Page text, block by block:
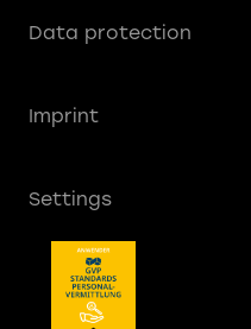
Data protection
Imprint
Settings